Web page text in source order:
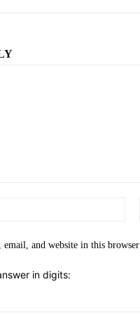
email, and website in this
in digits: